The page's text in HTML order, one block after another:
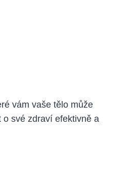
vám vaše tělo může
své zdraví efektivně a